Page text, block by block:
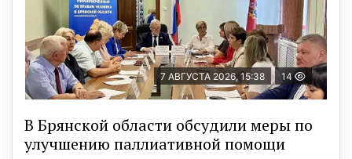
7 АВГУСТА 2026, 15:38 14
В Брянской области обсудили меры по
улучшению паллиативной помощи